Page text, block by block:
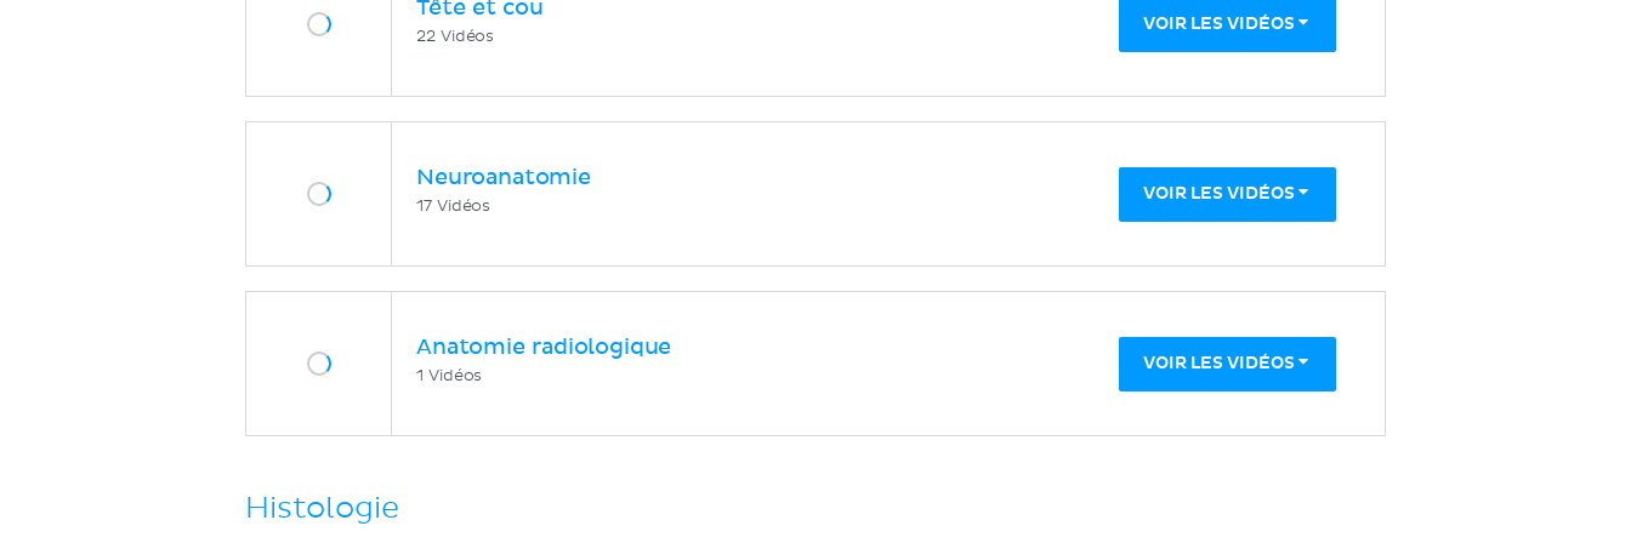
Tête et cou
22 Vidéos
VOIR LES VIDÉOS
Neuroanatomie
17 Vidéos
VOIR LES VIDÉOS
Anatomie radiologique
1 Vidéos
VOIR LES VIDÉOS
Histologie